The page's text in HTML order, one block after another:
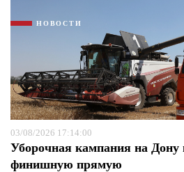
НОВОСТИ
03/08/2026 17:14:00
Уборочная кампания на Дону
финишную прямую
защиты информации*